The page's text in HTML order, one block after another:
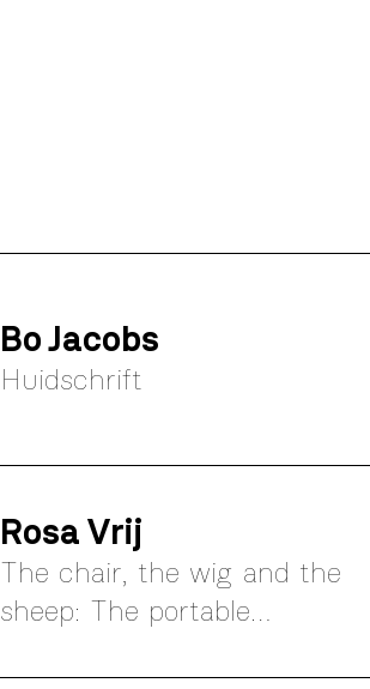
Bo Jacobs
Huidschrift
Rosa Vrij
The chair, the wig and the
sheep: The portable